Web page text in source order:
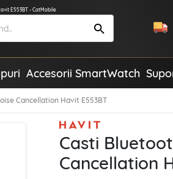
E553BT - CatMobile
Accesorii SmartWatch
Cancellation Havit E553BT
Casti
Cancellation